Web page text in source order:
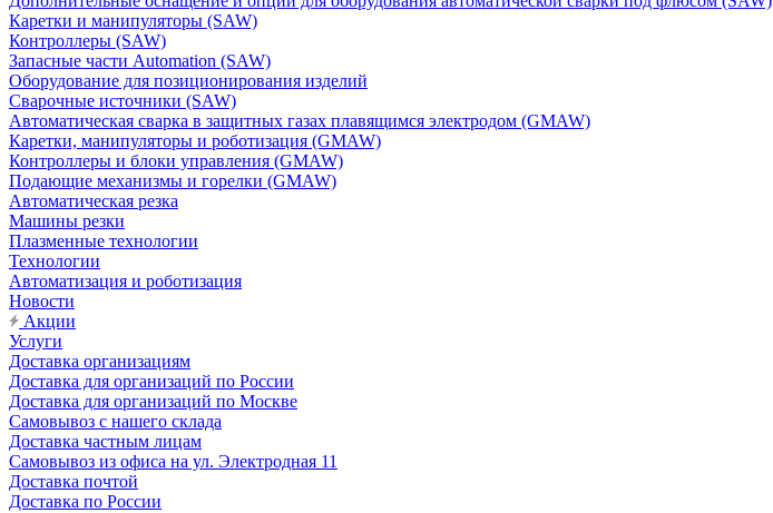
Каретки и манипуляторы (SAW)
Контроллеры (SAW)
Запасные части Automation (SAW)
Оборудование для позиционирования изделий
Сварочные источники (SAW)
Автоматическая сварка в защитных газах плавящимся электродом (GMAW)
Каретки, манипуляторы и роботизация (GMAW)
Контроллеры и блоки управления (GMAW)
Подающие механизмы и горелки (GMAW)
Автоматическая резка
Машины резки
Плазменные технологии
Технологии
Автоматизация и роботизация
Новости
Акции
Услуги
Доставка организациям
Доставка для организаций по России
Доставка для организаций по Москве
Самовывоз с нашего склада
Доставка частным лицам
Самовывоз из офиса на ул. Электродная 11
Доставка почтой
Доставка по России